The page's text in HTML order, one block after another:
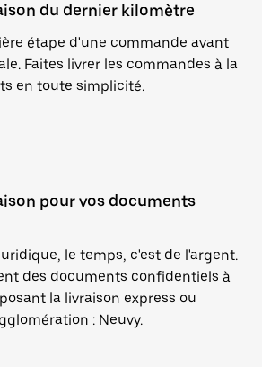
du dernier kilomètre
étape d'une commande avant
Faites livrer les commandes à la
en toute simplicité.
pour vos documents
le temps, c'est de l'argent.
des documents confidentiels à
la livraison express ou
: Neuvy.